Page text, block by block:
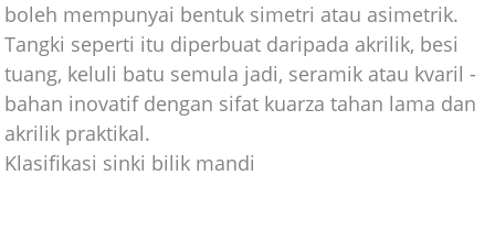
boleh mempunyai bentuk simetri atau asimetrik.
Tangki seperti itu diperbuat daripada akrilik, besi
tuang, keluli batu semula jadi, seramik atau kvaril -
bahan inovatif dengan sifat kuarza tahan lama dan
akrilik praktikal.
Klasifikasi sinki bilik mandi